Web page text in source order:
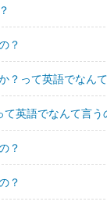
？
？って英語でなん
英語でなんて言う
？
？